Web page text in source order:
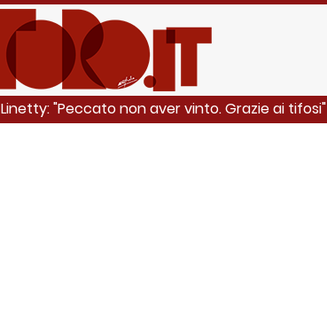
Linetty: "Peccato non aver vinto. Grazie ai tifosi"